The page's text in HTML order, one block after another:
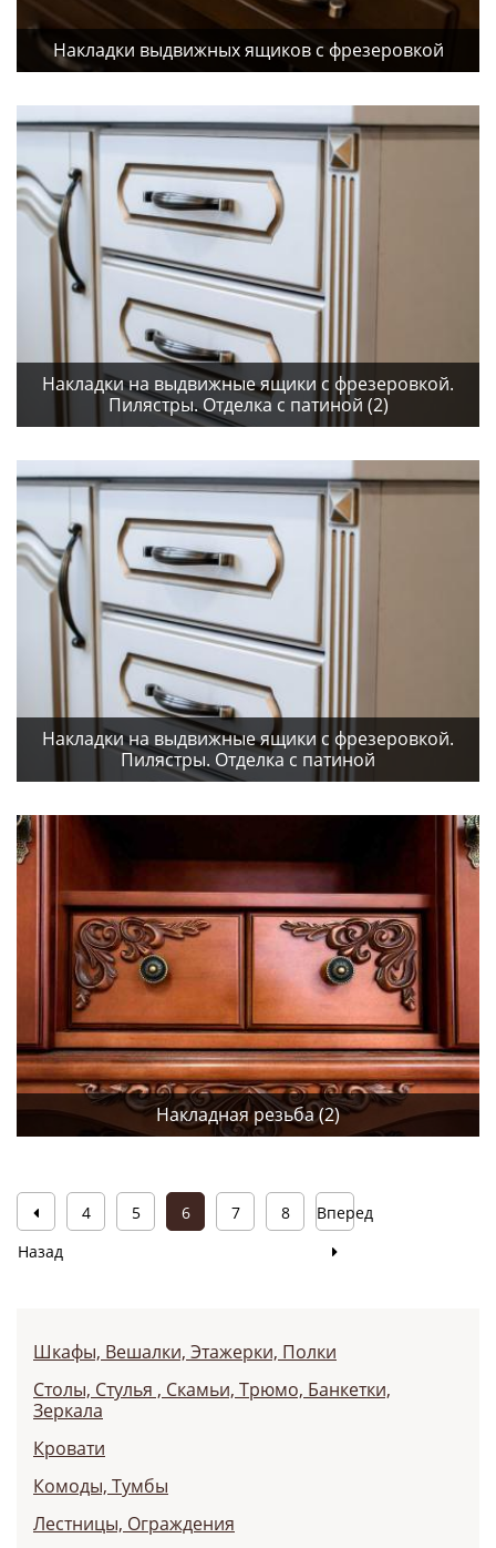
Накладки выдвижных ящиков с фрезеровкой
Накладки на выдвижные ящики с фрезеровкой.
Пилястры. Отделка с патиной (2)
Накладки на выдвижные ящики с фрезеровкой.
Пилястры. Отделка с патиной
Накладная резьба (2)
Назад
4 5 6 7 8 Вперед
Шкафы, Вешалки, Этажерки, Полки
Столы, Cтулья , Cкамьи, Трюмо, Банкетки,
Зеркала
Кровати
Комоды, Тумбы
Лестницы, Ограждения